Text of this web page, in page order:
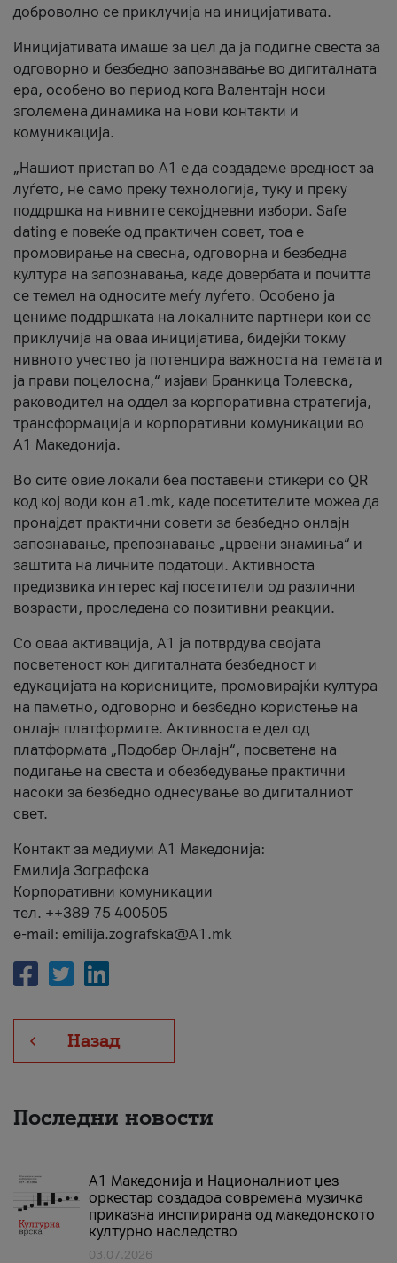
доброволно се приклучија на иницијативата.
Иницијативата имаше за цел да ја подигне свеста за
одговорно и безбедно запознавање во дигиталната
ера, особено во период кога Валентајн носи
зголемена динамика на нови контакти и
комуникација.
„Нашиот пристап во А1 е да создадеме вредност за
луѓето, не само преку технологија, туку и преку
поддршка на нивните секојдневни избори. Safe
dating е повеќе од практичен совет, тоа е
промовирање на свесна, одговорна и безбедна
култура на запознавања, каде довербата и почитта
се темел на односите меѓу луѓето. Особено ја
цениме поддршката на локалните партнери кои се
приклучија на оваа иницијатива, бидејќи токму
нивното учество ја потенцира важноста на темата и
ја прави поцелосна,“ изјави Бранкица Толевска,
раководител на оддел за корпоративна стратегија,
трансформација и корпоративни комуникации во
А1 Македонија.
Во сите овие локали беа поставени стикери со QR
код кој води кон a1.mk, каде посетителите можеа да
пронајдат практични совети за безбедно онлајн
запознавање, препознавање „црвени знамиња“ и
заштита на личните податоци. Активноста
предизвика интерес кај посетители од различни
возрасти, проследена со позитивни реакции.
Со оваа активација, А1 ја потврдува својата
посветеност кон дигиталната безбедност и
едукацијата на корисниците, промовирајќи култура
на паметно, одговорно и безбедно користење на
онлајн платформите. Активноста е дел од
платформата „Подобар Онлајн“, посветена на
подигање на свеста и обезбедување практични
насоки за безбедно однесување во дигиталниот
свет.
Контакт за медиуми А1 Македонија:
Емилија Зографска
Корпоративни комуникации
тел. ++389 75 400505
e-mail: emilija.zografska@A1.mk
Назад
Последни новости
А1 Македонија и Националниот џез
оркестар создадоа современа музичка
приказна инспирирана од македонското
културно наследство
03.07.2026